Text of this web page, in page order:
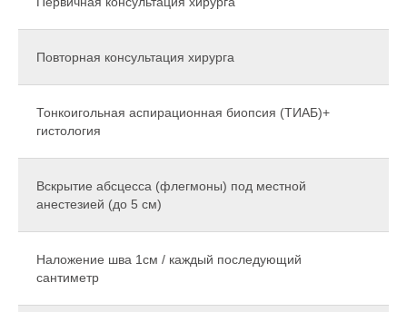
Повторная консультация хирурга
Тонкоигольная аспирационная биопсия (ТИАБ)+
гистология
Вскрытие абсцесса (флегмоны) под местной
анестезией (до 5 см)
Наложение шва 1см / каждый последующий
сантиметр